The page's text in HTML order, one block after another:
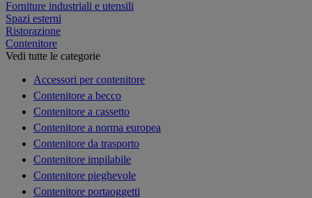
Forniture industriali e utensili
Spazi esterni
Ristorazione
Contenitore
Vedi tutte le categorie
Accessori per contenitore
Contenitore a becco
Contenitore a cassetto
Contenitore a norma europea
Contenitore da trasporto
Contenitore impilabile
Contenitore pieghevole
Contenitore portaoggetti